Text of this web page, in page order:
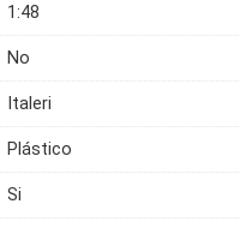
1:48
No
Italeri
Plástico
Si